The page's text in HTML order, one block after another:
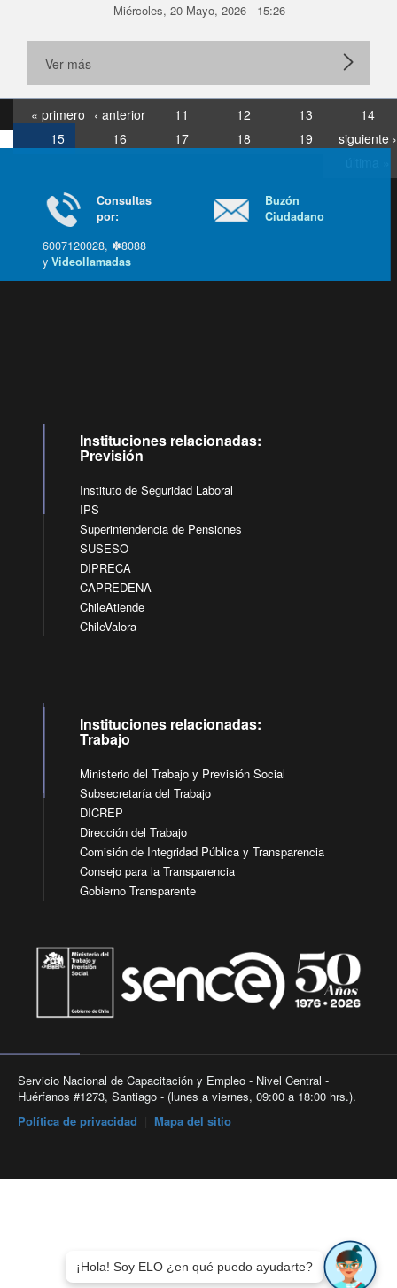
Miércoles, 20 Mayo, 2026 - 15:26
Ver más
« primero ‹ anterior 11 12 13
14
15
16 17 18 19
siguiente ›
Consultas
por:
6007120028, ✽8088
yVideollamadas
Buzón
Ciudadano
Instituciones relacionadas:
Previsión
Instituto de Seguridad Laboral
IPS
Superintendencia de Pensiones
SUSESO
DIPRECA
CAPREDENA
ChileAtiende
ChileValora
Instituciones relacionadas:
Trabajo
Ministerio del Trabajo y Previsión Social
Subsecretaría del Trabajo
DICREP
Dirección del Trabajo
Comisión de Integridad Pública y Transparencia
Consejo para la Transparencia
Gobierno Transparente
Servicio Nacional de Capacitación y Empleo - Nivel Central -
Huérfanos #1273, Santiago - (lunes a viernes, 09:00 a 18:00 hrs.).
Política de privacidad
Mapa del sitio
¡Hola! Soy ELO ¿en qué puedo ayudarte?